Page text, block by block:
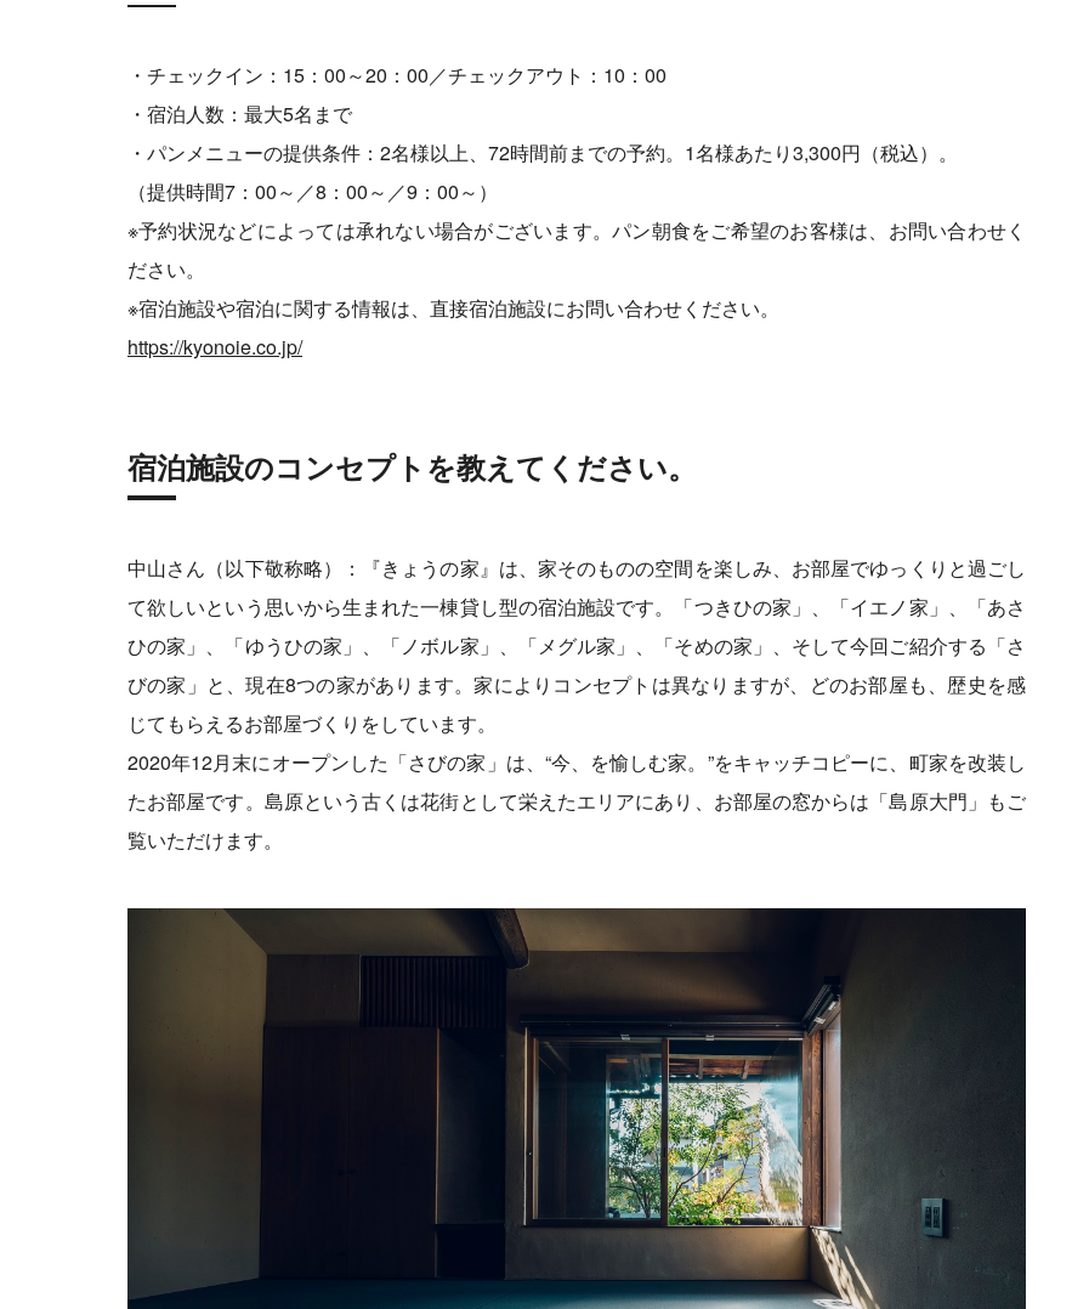
・チェックイン：15：00～20：00／チェックアウト：10：00
・宿泊人数：最大5名まで
・パンメニューの提供条件：2名様以上、72時間前までの予約。1名様あたり3,300円（税込）。
（提供時間7：00～／8：00～／9：00～）
※予約状況などによっては承れない場合がございます。パン朝食をご希望のお客様は、お問い合わせく
ださい。
※宿泊施設や宿泊に関する情報は、直接宿泊施設にお問い合わせください。
https://kyonoie.co.jp/
宿泊施設のコンセプトを教えてください。
中山さん（以下敬称略）：『きょうの家』は、家そのものの空間を楽しみ、お部屋でゆっくりと過ごし
て欲しいという思いから生まれた一棟貸し型の宿泊施設です。「つきひの家」、「イエノ家」、「あさ
ひの家」、「ゆうひの家」、「ノボル家」、「メグル家」、「そめの家」、そして今回ご紹介する「さ
びの家」と、現在8つの家があります。家によりコンセプトは異なりますが、どのお部屋も、歴史を感
じてもらえるお部屋づくりをしています。
2020年12月末にオープンした「さびの家」は、“今、を愉しむ家。”をキャッチコピーに、町家を改装し
たお部屋です。島原という古くは花街として栄えたエリアにあり、お部屋の窓からは「島原大門」もご
覧いただけます。